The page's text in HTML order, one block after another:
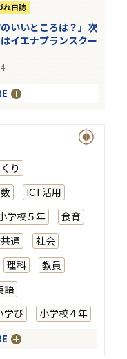
れ日誌
のいいところは？」次
イエナプランスクー
り
ICT活用
学校５年
食育
通
社会
理科
教員
語
学び
小学校４年